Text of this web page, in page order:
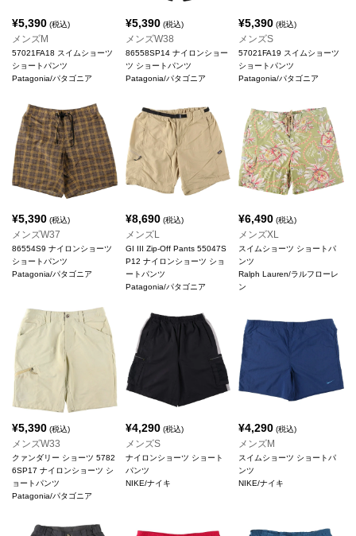
¥5,390 (税込)
メンズM
57021FA18 スイムショーツ
ショートパンツ
Patagonia/パタゴニア
¥5,390(税込)
メンズW38
86558SP14 ナイロンショー
ツ ショートパンツ
Patagonia/パタゴニア
¥5,390 (税込)
メンズS
57021FA19 スイムショーツ
ショートパンツ
Patagonia/パタゴニア
¥5,390 (税込)
メンズW37
86554S9 ナイロンショーツ
ショートパンツ
Patagonia/パタゴニア
¥8,690(税込)
メンズL
GI III Zip-Off Pants 55047S
P12 ナイロンショーツ ショ
ートパンツ
Patagonia/パタゴニア
¥6,490 (税込)
メンズXL
スイムショーツ ショートパ
ンツ
Ralph Lauren/ラルフローレ
ン
¥5,390 (税込)
メンズW33
クァンダリー ショーツ 5782
6SP17 ナイロンショーツ シ
ョートパンツ
Patagonia/パタゴニア
¥4,290(税込)
メンズS
ナイロンショーツ ショート
パンツ
NIKE/ナイキ
¥4,290 (税込)
メンズM
スイムショーツ ショートパ
ンツ
NIKE/ナイキ